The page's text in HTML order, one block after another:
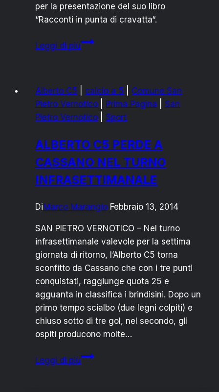
per la presentazione del suo libro
“Racconti in punta di cravatta“.
Leggi di piùBIBLIOTECA
PUNTA
DI
CRAVATTA”,
13
INCONTRO
LO
Alberto C5 calcio a 5
Comune San
Pietro Vernotico
Prima Pagina
San
Pietro Vernotico
Sport
ALBERTO C5 PERDE A
CASSANO NEL TURNO
INFRASETTIMANALE
DiMarco Marangio Febbraio 13, 2014
SAN PIETRO VERNOTICO – Nel turno
infrasettimanale valevole per la settima
giornata di ritorno, l’Alberto C5 torna
sconfitto da Cassano che con i tre punti
conquistati, raggiunge quota 25 e
agguanta in classifica i brindisini. Dopo un
primo tempo scialbo (due legni colpiti) e
chiuso sotto di tre gol, nel secondo, gli
ospiti producono molte…
Leggi di piùALBERTO